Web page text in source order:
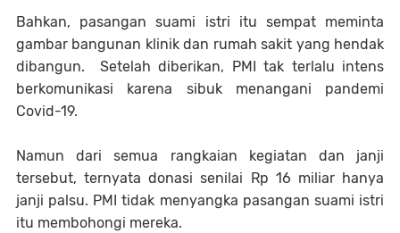
Bahkan, pasangan suami istri itu sempat meminta
gambar bangunan klinik dan rumah sakit yang hendak
dibangun. Setelah diberikan, PMI tak terlalu intens
berkomunikasi karena sibuk menangani pandemi
Covid-19.
Namun dari semua rangkaian kegiatan dan janji
tersebut, ternyata donasi senilai Rp 16 miliar hanya
janji palsu. PMI tidak menyangka pasangan suami istri
itu membohongi mereka.